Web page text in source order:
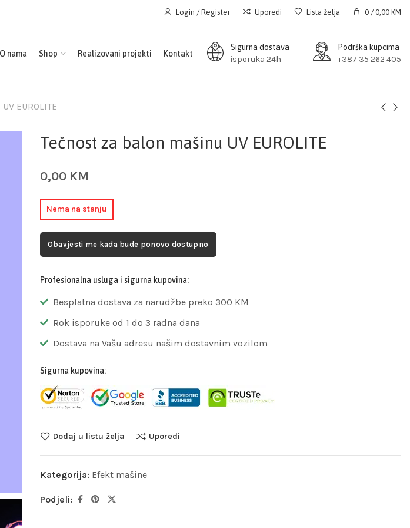
Login / Register Uporedi Lista želja 0 / 0,00 KM
O nama Shop Realizovani projekti Kontakt
Sigurna dostava
isporuka 24h
Podrška kupcima
+387 35 262 405
EUROLITE
Tečnost za balon mašinu UV EUROLITE
0,00 KM
Nema na stanju
Obavjesti me kada bude ponovo dostupno
Profesionalna usluga i sigurna kupovina:
Besplatna dostava za narudžbe preko 300 KM
Rok isporuke od 1 do 3 radna dana
Dostava na Vašu adresu našim dostavnim vozilom
Sigurna kupovina:
Dodaj u listu želja Uporedi
Kategorija: Efekt mašine
Podjeli: